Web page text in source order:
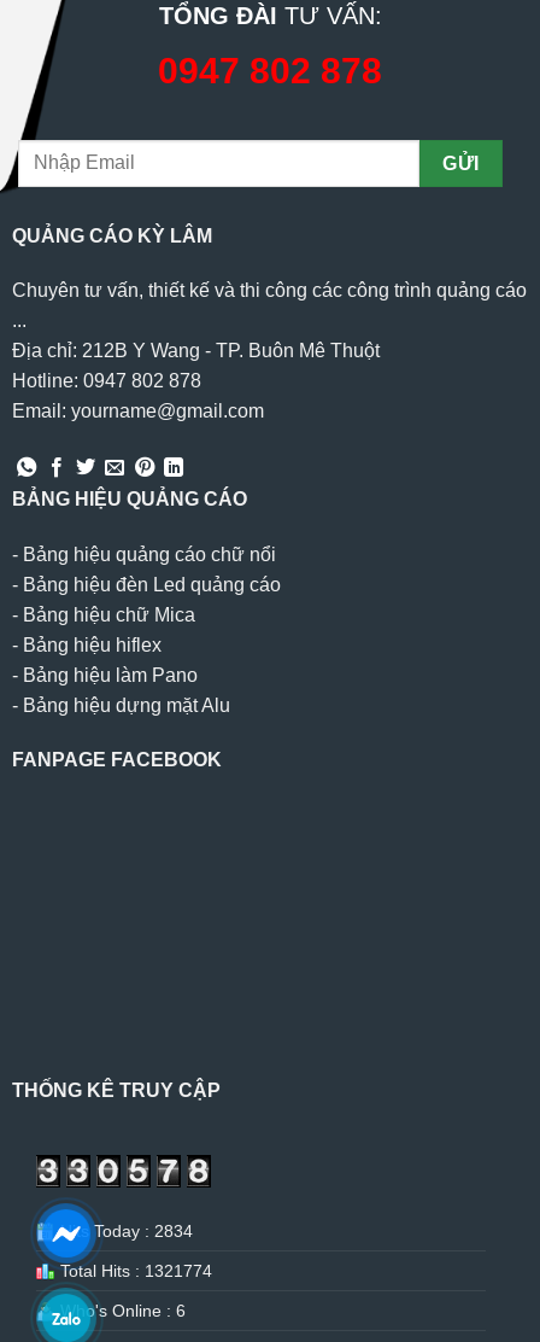
TỔNG ĐÀI TƯ VẤN:
0947 802 878
QUẢNG CÁO KỲ LÂM
Chuyên tư vấn, thiết kế và thi công các công trình quảng cáo
...
Địa chỉ: 212B Y Wang - TP. Buôn Mê Thuột
Hotline: 0947 802 878
Email: yourname@gmail.com
BẢNG HIỆU QUẢNG CÁO
- Bảng hiệu quảng cáo chữ nổi
- Bảng hiệu đèn Led quảng cáo
- Bảng hiệu chữ Mica
- Bảng hiệu hiflex
- Bảng hiệu làm Pano
- Bảng hiệu dựng mặt Alu
FANPAGE FACEBOOK
THỐNG KÊ TRUY CẬP
Hits Today : 2834
Total Hits : 1321774
Who's Online : 6